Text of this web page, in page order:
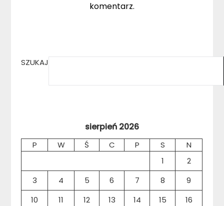
komentarz.
SZUKAJ
sierpień 2026
P W Ś C P S
N
1
2
3
4 5 6 7 8
9
10
11 12 13 14 15
16